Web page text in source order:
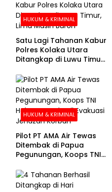
HUKUM & KRIMINAL
Satu Lagi Tahanan Kabur
Polres Kolaka Utara
Ditangkap di Luwu Timur,
HUKUM & KRIMINAL
Pilot PT AMA Air Tewas
Ditembak di Papua
Pegunungan, Koops TNI
Evakuasi Jenazah
Korban